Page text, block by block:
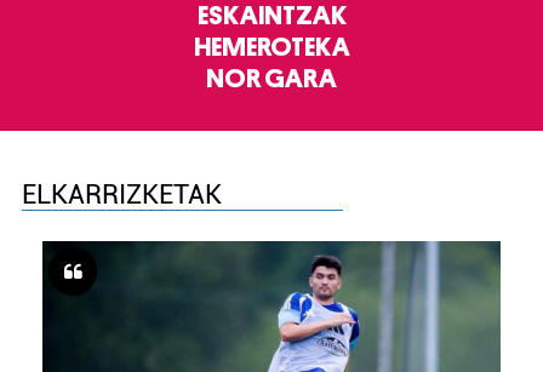
ESKAINTZAK
HEMEROTEKA
NOR GARA
ELKARRIZKETAK